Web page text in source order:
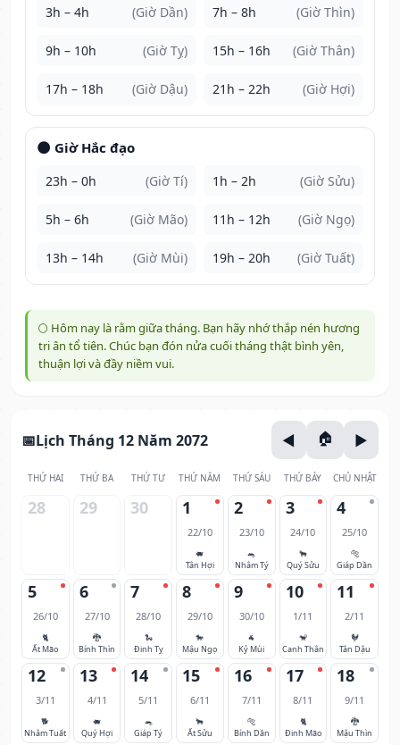
3h – 4h (Giờ Dần) 7h – 8h (Giờ Thìn)
9h – 10h (Giờ Tỵ) 15h – 16h (Giờ Thân)
17h – 18h (Giờ Dậu) 21h – 22h (Giờ Hợi)
🌑 Giờ Hắc đạo
23h – 0h (Giờ Tí) 1h – 2h (Giờ Sửu)
5h – 6h (Giờ Mão) 11h – 12h (Giờ Ngọ)
13h – 14h (Giờ Mùi) 19h – 20h (Giờ Tuất)
🌕 Hôm nay là rằm giữa tháng. Bạn hãy nhớ thắp nén hương
tri ân tổ tiên. Chúc bạn đón nửa cuối tháng thật bình yên,
thuận lợi và đầy niềm vui.
Lịch Tháng 12 Năm 2072
THỨ HAI THỨ BA THỨ TƯ THỨ NĂM THỨ SÁU THỨ BẢY CHỦ NHẬT
28 29 30 1
22/10
🐖
Tân Hợi
2
23/10
🐀
Nhâm Tý
3
24/10
🐂
Quý Sửu
4
25/10
🐅
Giáp Dần
5
26/10
🐈
Ất Mão
6
27/10
🐉
Bính Thìn
7
28/10
🐍
Đinh Tỵ
8
29/10
🐎
Mậu Ngọ
9
30/10
🐐
Kỷ Mùi
10
1/11
🐒
Canh Thân
11
2/11
🐓
Tân Dậu
12
3/11
🐕
Nhâm Tuất
13
4/11
🐖
Quý Hợi
14
5/11
🐀
Giáp Tý
15
6/11
🐂
Ất Sửu
16
7/11
🐅
Bính Dần
17
8/11
🐈
Đinh Mão
18
9/11
🐉
Mậu Thìn